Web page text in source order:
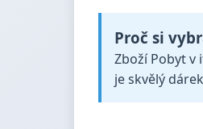
Proč si
Zboží Pobyt v
je skvělý